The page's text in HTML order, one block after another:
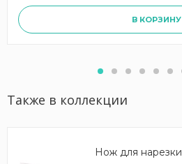
В КОРЗИНУ
Также в коллекции
Нож для